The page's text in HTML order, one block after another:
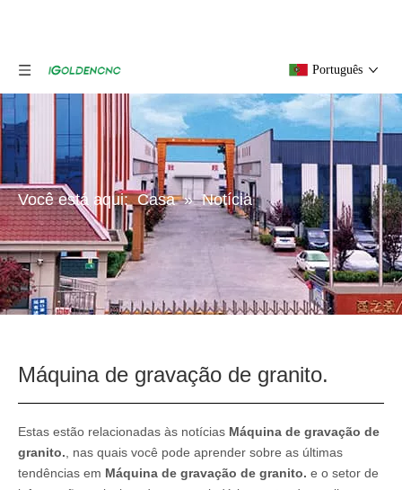
Português
Você está aqui: Casa » Notícia
Máquina de gravação de granito.
Estas estão relacionadas às notícias Máquina de gravação de
granito. , nas quais você pode aprender sobre as últimas
tendências em Máquina de gravação de granito. e o setor de